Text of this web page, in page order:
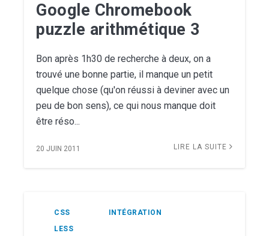
Google Chromebook
puzzle arithmétique 3
Bon après 1h30 de recherche à deux, on a
trouvé une bonne partie, il manque un petit
quelque chose (qu'on réussi à deviner avec un
peu de bon sens), ce qui nous manque doit
être réso...
20 JUIN 2011 LIRE LA SUITE
CSS
INTÉGRATION
LESS